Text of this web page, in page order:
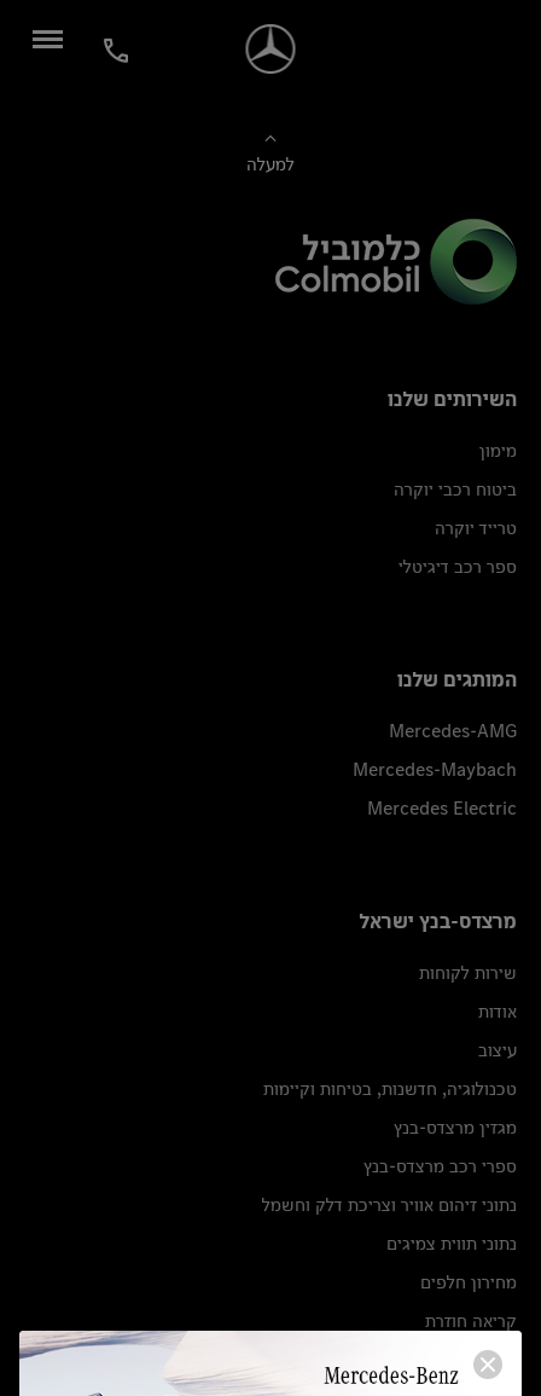
למעלה
השירותים שלנו
מימון
ביטוח רכבי יוקרה
טרייד יוקרה
ספר רכב דיגיטלי
המותגים שלנו
Mercedes-AMG
Mercedes-Maybach
Mercedes Electric
מרצדס-בנץ ישראל
שירות לקוחות
אודות
עיצוב
טכנולוגיה, חדשנות, בטיחות וקיימות
מגזין מרצדס-בנץ
ספרי רכב מרצדס-בנץ
נתוני זיהום אוויר וצריכת דלק וחשמל
נתוני תווית צמיגים
מחירון חלפים
קריאה חוזרת
הודעה על הטבות לרכבי מרצדס בהסדר פשרה בתצ 56447-02-19